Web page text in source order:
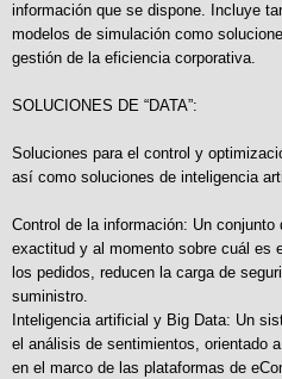
información que se dispone. Incluye
modelos de simulación como
gestión de la eficiencia corporativa.
SOLUCIONES DE “DATA”:
Soluciones para el control y
así como soluciones de inteligencia
Control de la información: Un
exactitud y al momento sobre cuál es
los pedidos, reducen la carga de
suministro.
Inteligencia artificial y Big Data: Un
el análisis de sentimientos, orientado
en el marco de las plataformas de